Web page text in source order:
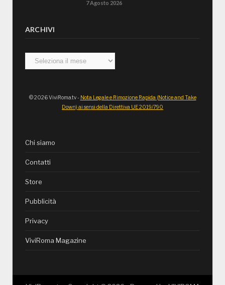
7 Agosto 2026
ARCHIVI
Archivi
© 2026 ViviRoma.tv - Nota Legale e Rimozione Rapida (Notice and Take
Down) ai sensi della Direttiva UE 2019/790
Chi siamo
Contatti
Store
Pubblicità
Privacy
ViviRoma Magazine